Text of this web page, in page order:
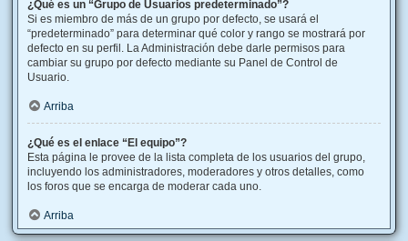
¿Qué es un “Grupo de Usuarios predeterminado”?
Si es miembro de más de un grupo por defecto, se usará el
“predeterminado” para determinar qué color y rango se mostrará por
defecto en su perfil. La Administración debe darle permisos para
cambiar su grupo por defecto mediante su Panel de Control de
Usuario.
Arriba
¿Qué es el enlace “El equipo”?
Esta página le provee de la lista completa de los usuarios del grupo,
incluyendo los administradores, moderadores y otros detalles, como
los foros que se encarga de moderar cada uno.
Arriba